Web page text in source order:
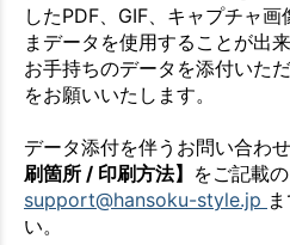
したPDF、GIF、キャプチャ
まデータを使用することが出来
お手持ちのデータを添付いた
をお願いいたします。
データ添付を伴うお問い合わせ
刷箇所 / 印刷方法】 をご記載の
support@hansoku-style.jp
い。